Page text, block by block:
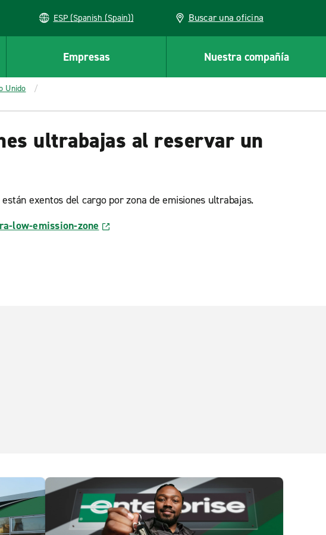
ESP (Spanish (Spain)) Buscar una oficina
Empresas Nuestra compañía
Unido
ultrabajas al reservar un
exentos del cargo por zona de emisiones ultrabajas.
low-emission-zone